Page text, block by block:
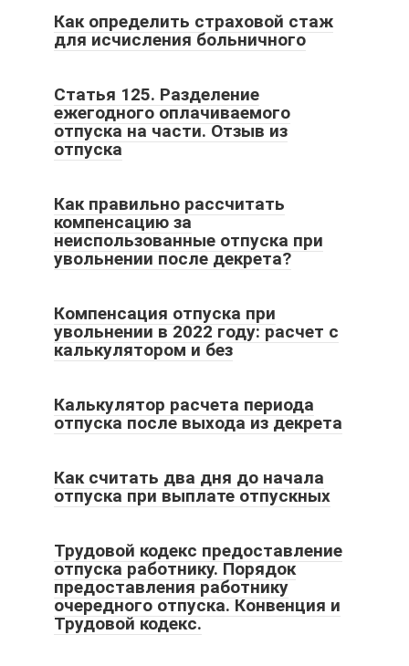
Как определить страховой стаж
для исчисления больничного
Статья 125. Разделение
ежегодного оплачиваемого
отпуска на части. Отзыв из
отпуска
Как правильно рассчитать
компенсацию за
неиспользованные отпуска при
увольнении после декрета?
Компенсация отпуска при
увольнении в 2022 году: расчет с
калькулятором и без
Калькулятор расчета периода
отпуска после выхода из декрета
Как считать два дня до начала
отпуска при выплате отпускных
Трудовой кодекс предоставление
отпуска работнику. Порядок
предоставления работнику
очередного отпуска. Конвенция и
Трудовой кодекс.